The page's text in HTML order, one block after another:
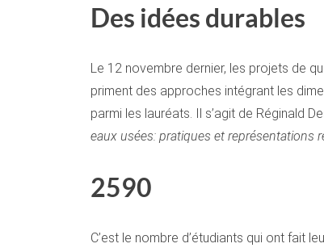
Des idées durables
Le 12 novembre dernier, les projets de
priment des approches intégrant les
parmi les lauréats. Il s’agit de Réginald
eaux usées: pratiques et représentations
2590
C’est le nombre d’étudiants qui ont fait